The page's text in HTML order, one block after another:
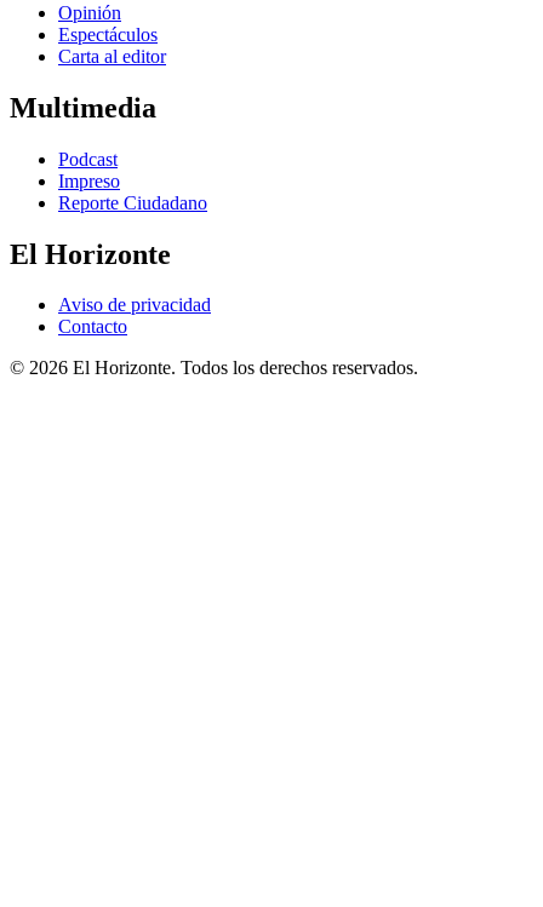
Opinión
Espectáculos
Carta al editor
Multimedia
Podcast
Impreso
Reporte Ciudadano
El Horizonte
Aviso de privacidad
Contacto
© 2026 El Horizonte. Todos los derechos reservados.